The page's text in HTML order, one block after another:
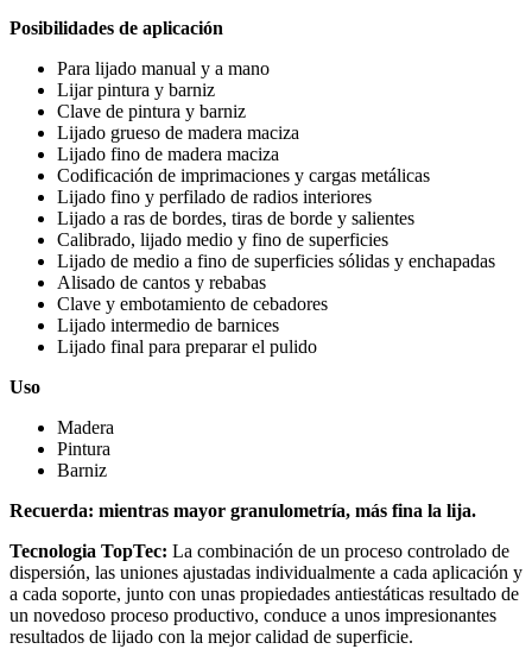
Posibilidades de aplicación
Para lijado manual y a mano
Lijar pintura y barniz
Clave de pintura y barniz
Lijado grueso de madera maciza
Lijado fino de madera maciza
Codificación de imprimaciones y cargas metálicas
Lijado fino y perfilado de radios interiores
Lijado a ras de bordes, tiras de borde y salientes
Calibrado, lijado medio y fino de superficies
Lijado de medio a fino de superficies sólidas y enchapadas
Alisado de cantos y rebabas
Clave y embotamiento de cebadores
Lijado intermedio de barnices
Lijado final para preparar el pulido
Uso
Madera
Pintura
Barniz
Recuerda: mientras mayor granulometría, más fina la lija.
Tecnologia TopTec: La combinación de un proceso controlado de
dispersión, las uniones ajustadas individualmente a cada aplicación y
a cada soporte, junto con unas propiedades antiestáticas resultado de
un novedoso proceso productivo, conduce a unos impresionantes
resultados de lijado con la mejor calidad de superficie.